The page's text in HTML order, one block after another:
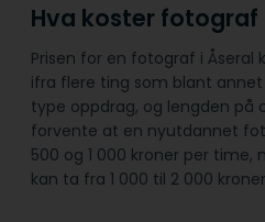
Hva koster fotograf
Prisen for en fotograf i Åseral
ifra flere ting som blant
type oppdrag, og lengden på
forvente at en nyutdannet
500 og 1 000 kroner per
kan ta fra 1 000 til 2 000